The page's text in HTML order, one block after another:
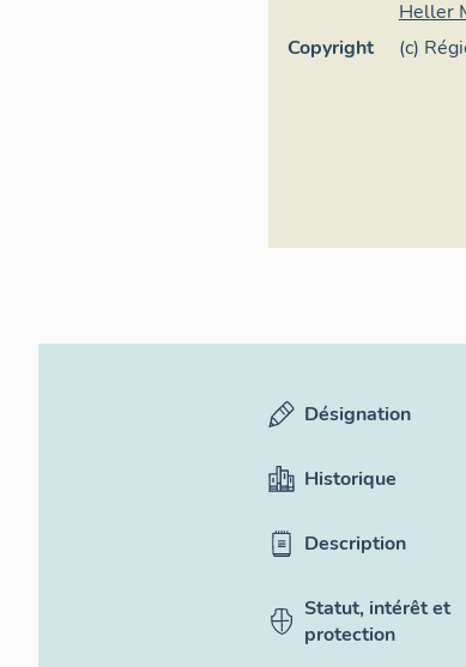
Heller
Copyright
(c)
Désignation
Historique
Description
Statut, intérêt et
protection